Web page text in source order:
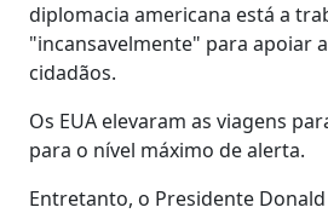
diplomacia americana está a
"incansavelmente" para apoiar
cidadãos.
Os EUA elevaram as viagens
para o nível máximo de alerta.
Entretanto, o Presidente